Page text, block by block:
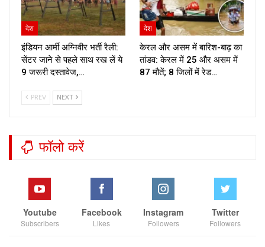
देश
इंडियन आर्मी अग्निवीर भर्ती रैली:
सेंटर जाने से पहले साथ रख लें ये
9 जरूरी दस्तावेज,…
देश
केरल और असम में बारिश-बाढ़ का
तांडव: केरल में 25 और असम में
87 मौतें; 8 जिलों में रेड…
PREV NEXT
फॉलो करें
Youtube
Subscribers
Facebook
Likes
Instagram
Followers
Twitter
Followers